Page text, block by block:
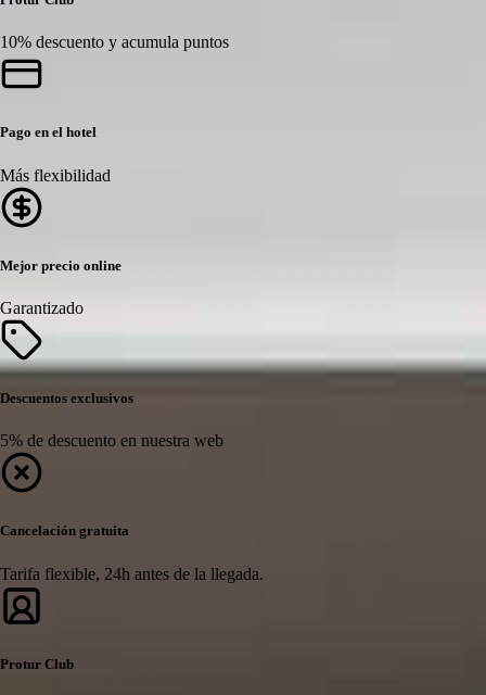
10% descuento y acumula puntos
Pago en el hotel
Más flexibilidad
Mejor precio online
Garantizado
Descuentos exclusivos
5% de descuento en nuestra web
Cancelación gratuita
Tarifa flexible, 24h antes de la llegada.
Protur Club